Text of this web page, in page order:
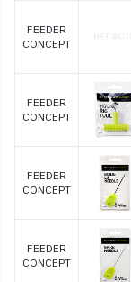
FEEDER
CONCEPT
FEEDER
CONCEPT
FEEDER
CONCEPT
FEEDER
CONCEPT